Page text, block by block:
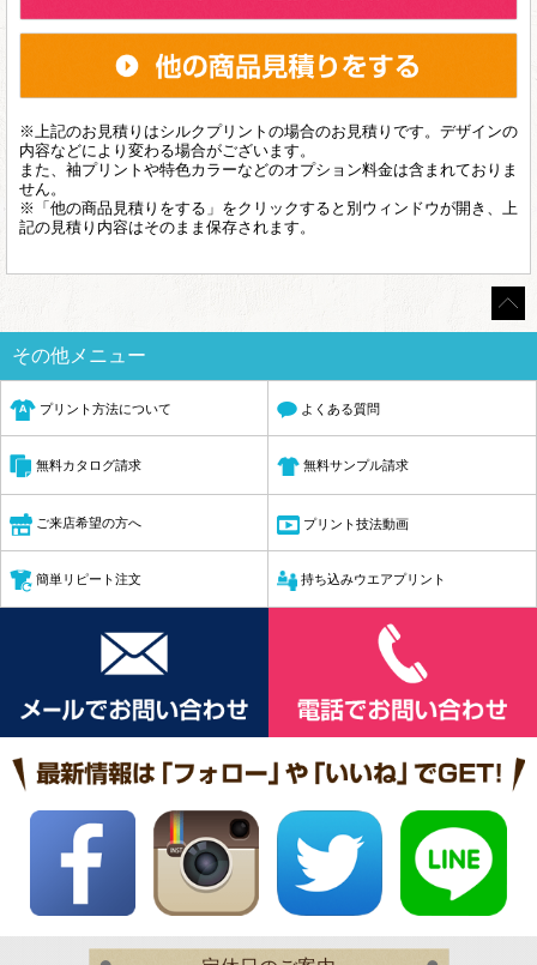
※上記のお見積りはシルクプリントの場合のお見積りです。デザインの
内容などにより変わる場合がございます。
また、袖プリントや特色カラーなどのオプション料金は含まれておりま
せん。
※「他の商品見積りをする」をクリックすると別ウィンドウが開き、上
記の見積り内容はそのまま保存されます。
その他メニュー
プリント方法について よくある質問
無料カタログ請求 無料サンプル請求
ご来店希望の方へ プリント技法動画
簡単リピート注文 持ち込みウエアプリント